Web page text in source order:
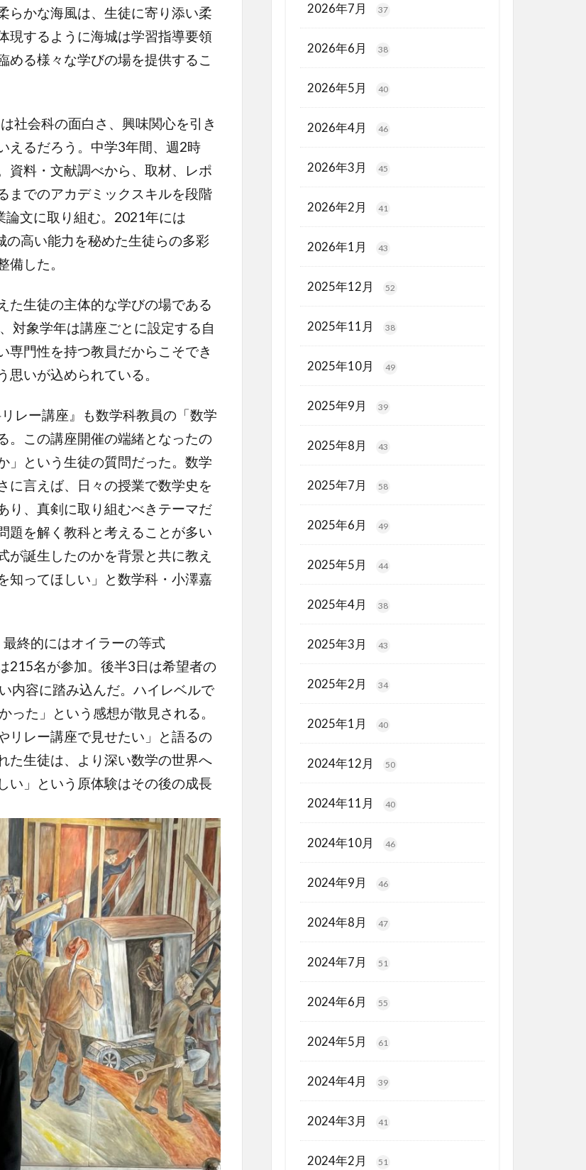
らかな海風は、生徒に寄り添い柔
現するように海城は学習指導要領
める様々な学びの場を提供するこ
社会科の面白さ、興味関心を引き
えるだろう。中学3年間、週2時
資料・文献調べから、取材、レポ
までのアカデミックスキルを段階
文に取り組む。2021年には
高い能力を秘めた生徒らの多彩
した。
生徒の主体的な学びの場である
対象学年は講座ごとに設定する自
専門性を持つ教員だからこそでき
いが込められている。
レー講座』も数学科教員の「数学
。この講座開催の端緒となったの
」という生徒の質問だった。数学
に言えば、日々の授業で数学史を
り、真剣に取り組むべきテーマだ
題を解く教科と考えることが多い
が誕生したのかを背景と共に教え
知ってほしい」と数学科・小澤嘉
終的にはオイラーの等式
215名が参加。後半3日は希望者の
内容に踏み込んだ。ハイレベルで
た」という感想が散見される。
リレー講座で見せたい」と語るの
た生徒は、より深い数学の世界へ
い」という原体験はその後の成長
2026年7月 37
2026年6月 38
2026年5月 40
2026年4月 46
2026年3月 45
2026年2月 41
2026年1月 43
2025年12月 52
2025年11月 38
2025年10月 49
2025年9月 39
2025年8月 43
2025年7月 58
2025年6月 49
2025年5月 44
2025年4月 38
2025年3月 43
2025年2月 34
2025年1月 40
2024年12月 50
2024年11月 40
2024年10月 46
2024年9月 46
2024年8月 47
2024年7月 51
2024年6月 55
2024年5月 61
2024年4月 39
2024年3月 41
2024年2月 51